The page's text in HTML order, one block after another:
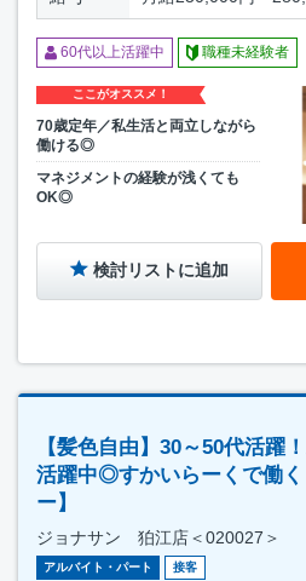
60代以上活躍中 職種未経験者
ここがオススメ！
70歳定年／私生活と両立しながら
働ける◎
マネジメントの経験が浅くても
OK◎
検討リストに追加
【髪色自由】30～50代活躍
活躍中◎すかいらーくで働
ー】
ジョナサン 狛江店＜020027＞
アルバイト・パート 接客